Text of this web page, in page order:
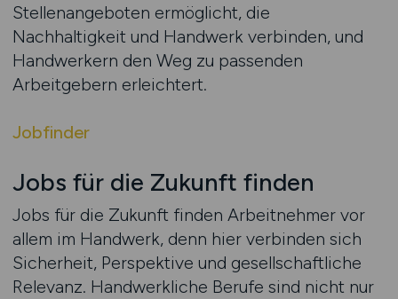
Stellenangeboten ermöglicht, die
Nachhaltigkeit und Handwerk verbinden, und
Handwerkern den Weg zu passenden
Arbeitgebern erleichtert.
Jobfinder
Jobs für die Zukunft finden
Jobs für die Zukunft finden Arbeitnehmer vor
allem im Handwerk, denn hier verbinden sich
Sicherheit, Perspektive und gesellschaftliche
Relevanz. Handwerkliche Berufe sind nicht nur